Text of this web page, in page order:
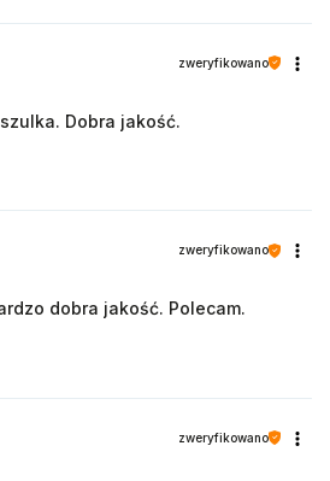
zweryfikowano
Dobra jakość.
zweryfikowano
dobra jakość. Polecam.
zweryfikowano